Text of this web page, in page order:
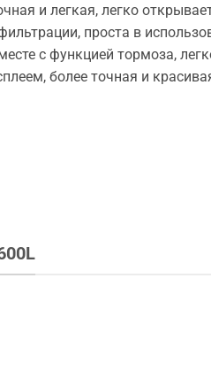
и легкая, легко
проста в
с функцией тормоза,
более точная и